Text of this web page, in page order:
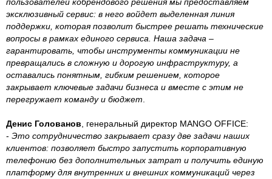
эксклюзивный сервис: в него войдет выделенная линия
поддержки, которая позволит быстрее решать технические
вопросы в рамках единого сервиса. Наша задача –
гарантировать, чтобы инструменты коммуникации не
превращались в сложную и дорогую инфраструктуру, а
оставались понятным, гибким решением, которое
закрывает ключевые задачи бизнеса и вместе с этим не
перегружает команду и бюджет
Денис Голованов , генеральный директор MANGO OFFICE:
- Это сотрудничество закрывает сразу две задачи наших
клиентов: позволяет быстро запустить корпоративную
телефонию без дополнительных затрат и получить единую
платформу для внутренних и внешних коммуникаций через